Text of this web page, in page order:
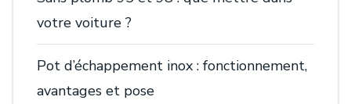
votre voiture ?
Pot d’échappement inox : fonctionnement,
avantages et pose